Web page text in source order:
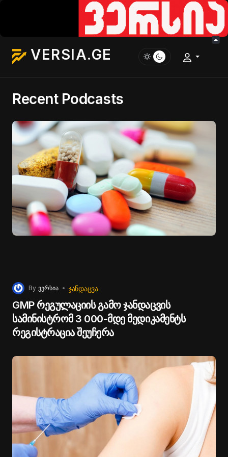
VERSIA.GE
Recent Podcasts
By ვერსია ᲯᲐᲜᲓᲐᲪᲕᲐ
GMP რეგულაციის გამო ჯანდაცვის
სამინისტრომ 3 000-მდე მედიკამენტს
რეგისტრაცია შეუჩერა